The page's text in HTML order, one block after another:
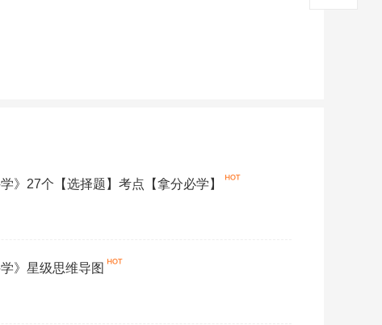
》27个【选择题】考点【拿分必学】
》星级思维导图